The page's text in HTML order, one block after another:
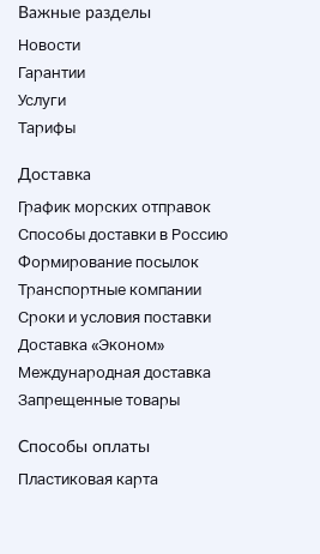
◆Название магазина
ПМАРТ Хранилище Йокогамы
◆Зона доставки
Важные разделы
Новости
Гарантии
Услуги
Тарифы
Доставка
График морских отправок
Способы доставки в Россию
Формирование посылок
Транспортные компании
Cроки и условия поставки
Доставка «Эконом»
Международная доставка
Запрещенные товары
Способы оплаты
Пластиковая карта